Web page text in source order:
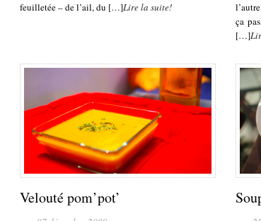
feuilletée – de l’ail, du […]Lire la suite!
ça
[…]
Velouté pom’pot’